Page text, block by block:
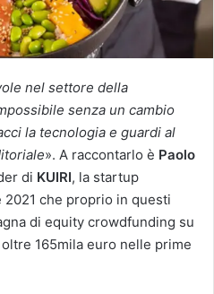
nel settore della
senza un cambio
la tecnologia e guardi al
». A raccontarlo è Paolo
di KUIRI, la startup
2021 che proprio in questi
di equity crowdfunding su
165mila euro nelle prime